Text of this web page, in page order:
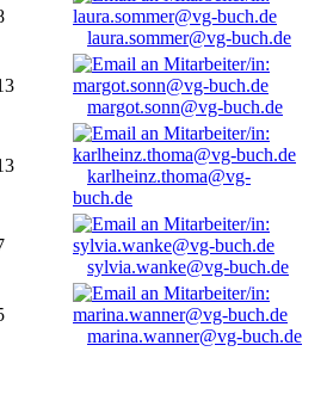
laura.sommer@vg-buch.de
margot.sonn@vg-buch.de
karlheinz.thoma@vg-
buch.de
sylvia.wanke@vg-buch.de
marina.wanner@vg-buch.de